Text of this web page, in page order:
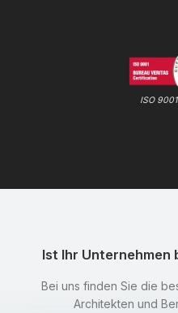
ISO
Ist Ihr
Bei uns finden Sie die
Architekten und